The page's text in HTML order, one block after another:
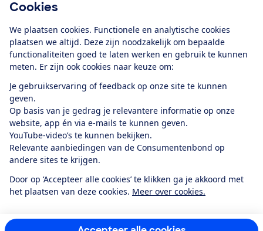
Cookies
We plaatsen cookies. Functionele en analytische cookies
plaatsen we altijd. Deze zijn noodzakelijk om bepaalde
functionaliteiten goed te laten werken en gebruik te kunnen
meten. Er zijn ook cookies naar keuze om:
Je gebruikservaring of feedback op onze site te kunnen
geven.
Op basis van je gedrag je relevantere informatie op onze
website, app én via e-mails te kunnen geven.
YouTube-video’s te kunnen bekijken.
Relevante aanbiedingen van de Consumentenbond op
andere sites te krijgen.
Door op ‘Accepteer alle cookies’ te klikken ga je akkoord met
het plaatsen van deze cookies. Meer over cookies.
Alles over de
app
Algemene Voorwaarden
Privacyverklaring
Cookiebeleid
Privacyvoorkeuren
Toegankelijkheid
RSS-feed nieuws
Facebook
TwitterInstagram
YoutubeLinkedIn
12.901consumentenbeoordelen de Consumentenbondmet gemiddeld